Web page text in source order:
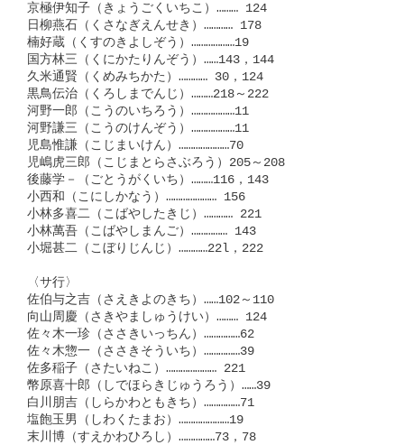
京極伊知子（きょうごくいちこ）……… 124
日柳燕石（くさなぎえんせき）………… 178
楠好蔵（くすのきよしぞう）………………19
国方林三（くにかたりんぞう）……143，144
久米通賢（くめみちかた）………… 30，124
黒鳥伝治（くろしまでんじ）………218～222
河野一郎（こうのいちろう）………………11
河野謙三（こうのけんぞう）………………11
児島惟謙（こじまいけん）…………………70
児嶋虎三郎（こじまとらさぶろう）205～208
後藤学－（ごとうがくいち）………116，143
小西和（こにしかなう）………………… 156
小林多喜二（こばやしたきじ）………… 221
小林萬吾（こばやしまんご）…………… 143
小堀甚二（こぼりじんじ）…………22l，222
〈サ行〉
佐伯与之吉（さえきよのきち）……102～110
向山周慶（さきやましゅうけい）……… 124
佐々木一珍（ささきいっちん）……………62
佐々木惣一（ささきそういち）……………39
佐多稲子（さたいねこ）………………… 221
幣原喜十郎（しでほらきじゅうろう）……39
白川朋吉（しらかわともきち）……………71
塩飽玉男（しわくたまお）…………………19
末川博（すえかわひろし）……………73，78